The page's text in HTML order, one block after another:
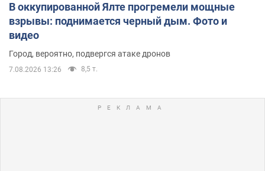
В оккупированной Ялте прогремели мощные
взрывы: поднимается черный дым. Фото и
видео
Город, вероятно, подвергся атаке дронов
7.08.2026 13:26 8,5 т.